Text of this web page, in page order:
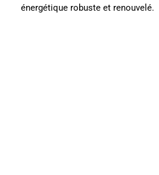
énergétique robuste et renouvelé.